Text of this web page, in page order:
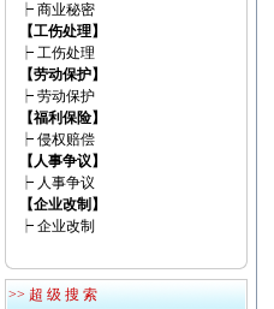
┝ 商业秘密
【工伤处理】
┝ 工伤处理
【劳动保护】
┝ 劳动保护
【福利保险】
┝ 侵权赔偿
【人事争议】
┝ 人事争议
【企业改制】
┝ 企业改制
>> 超 级 搜 索